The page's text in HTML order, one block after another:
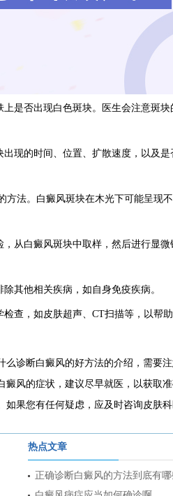
否出现白色斑块。医生会注意斑块
的时间、位置、扩散速度，以及是
法。白癜风斑块在木光下可能呈现
白癜风斑块中取样，然后进行显微
其他相关疾病，如自身免疫疾病。
，如皮肤超声、CT扫描等，以帮
么诊断白癜风的好方法的介绍，需要
风的症状，建议尽早就医，以获取
果您有任何疑虑，应及时咨询皮肤科
热点文章
正确诊断白癜风的方法到底有